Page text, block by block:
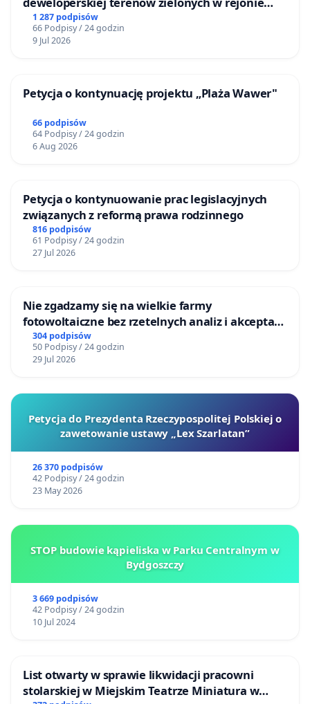
Bulwarów Straceńskich w Bielsku-Białej
1 287 podpisów
66 Podpisy / 24 godzin
9 Jul 2026
Petycja o kontynuację projektu „Plaża Wawer"
66 podpisów
64 Podpisy / 24 godzin
6 Aug 2026
Petycja o kontynuowanie prac legislacyjnych
związanych z reformą prawa rodzinnego
816 podpisów
61 Podpisy / 24 godzin
27 Jul 2026
Nie zgadzamy się na wielkie farmy
fotowoltaiczne bez rzetelnych analiz i akceptacji
mieszkańców
304 podpisów
50 Podpisy / 24 godzin
29 Jul 2026
Petycja do Prezydenta Rzeczypospolitej Polskiej o
zawetowanie ustawy „Lex Szarlatan”
26 370 podpisów
42 Podpisy / 24 godzin
23 May 2026
STOP budowie kąpieliska w Parku Centralnym w
Bydgoszczy
3 669 podpisów
42 Podpisy / 24 godzin
10 Jul 2024
List otwarty w sprawie likwidacji pracowni
stolarskiej w Miejskim Teatrze Miniatura w